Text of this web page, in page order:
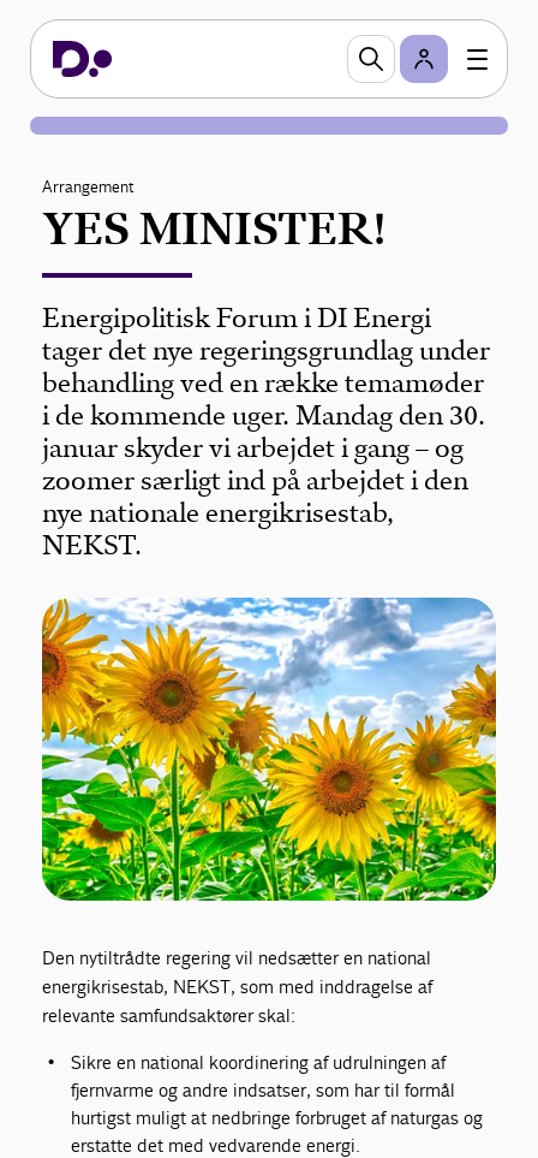
Arrangement
YES MINISTER!
Energipolitisk Forum i DI Energi
tager det nye regeringsgrundlag under
behandling ved en række temamøder
i de kommende uger. Mandag den 30.
januar skyder vi arbejdet i gang – og
zoomer særligt ind på arbejdet i den
nye nationale energikrisestab,
NEKST.
Den nytiltrådte regering vil nedsætter en national
energikrisestab, NEKST, som med inddragelse af
relevante samfundsaktører skal:
Sikre en national koordinering af udrulningen af
fjernvarme og andre indsatser, som har til formål
hurtigst muligt at nedbringe forbruget af naturgas og
erstatte det med vedvarende energi.